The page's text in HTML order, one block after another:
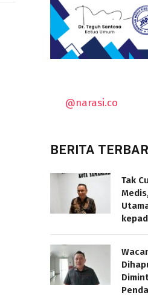
@narasi.co
BERITA
Tak